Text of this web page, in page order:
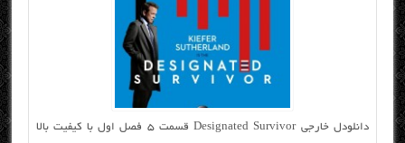
دانلودل خارجی Designated Survivor قسمت ۵ فصل اول با کیفیت بالا